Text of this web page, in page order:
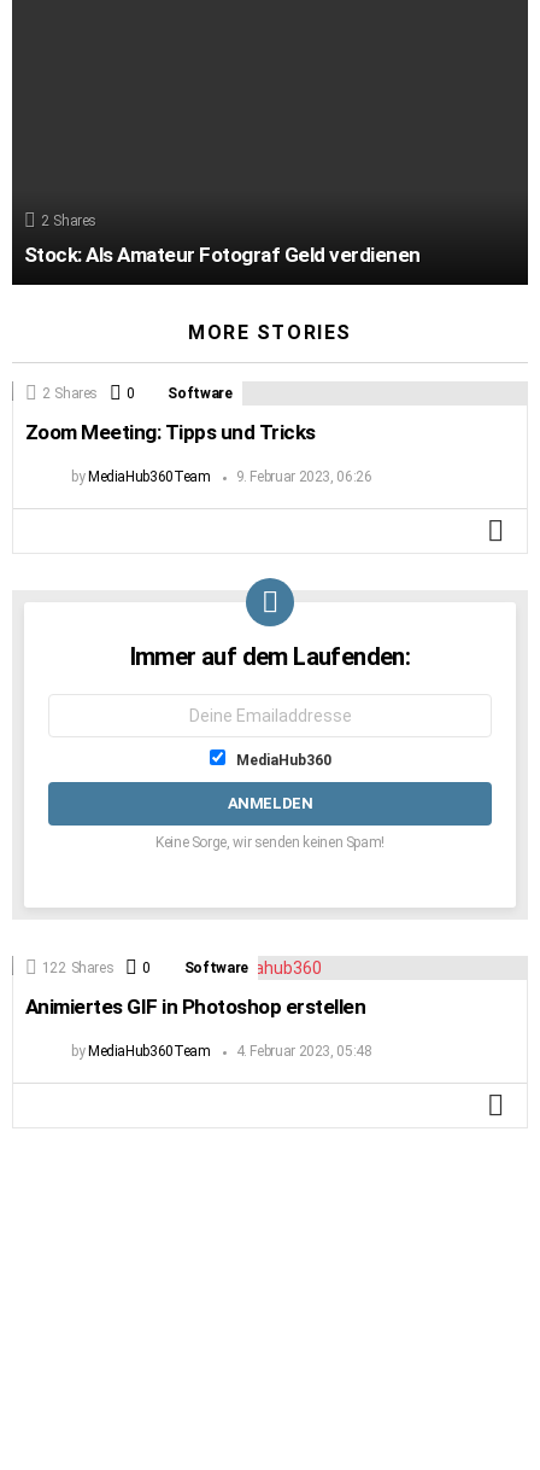
2 Shares
Stock: Als Amateur Fotograf Geld verdienen
MORE STORIES
2 Shares 0 Comments
Software
Zoom Meeting: Tipps und Tricks
by MediaHub360Team 9. Februar 2023, 06:26
NEWSLETTERImmer auf dem Laufenden:
Auswahl
MediaHub360
Keine Sorge, wir senden keinen Spam!
122 Shares 0 Comments
Software
Animiertes GIF in Photoshop erstellen
by MediaHub360Team 4. Februar 2023, 05:48